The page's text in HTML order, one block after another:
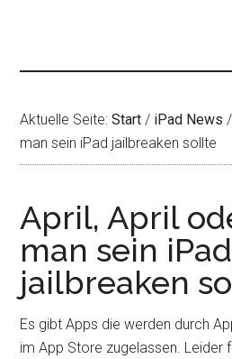
Aktuelle Seite:Start / iPad News /
man sein iPad jailbreaken sollte
April, April
man sein iPad
jailbreaken
Es gibt Apps die werden durch
im App Store zugelassen. Leider